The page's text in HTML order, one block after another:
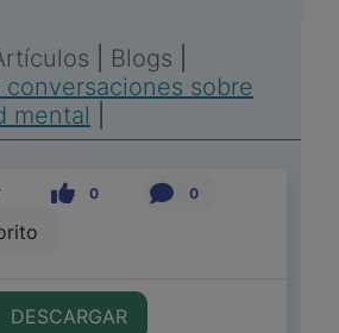
Blogs
conversaciones sobre
mental
0 0